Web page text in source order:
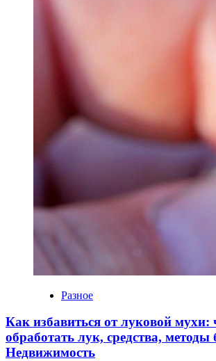
Разное
Как избавиться от луковой мухи:
обработать лук, средства,
Недвижимость